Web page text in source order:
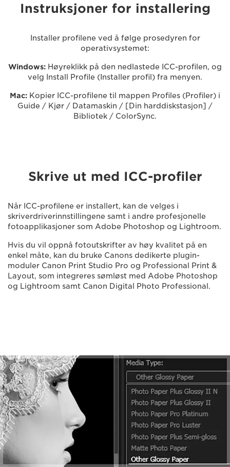
Instruksjoner for installering
Installer profilene ved å følge prosedyren for
operativsystemet:
Windows: Høyreklikk på den nedlastede ICC-profilen, og
velg Install Profile (Installer profil) fra menyen.
Mac: Kopier ICC-profilene til mappen Profiles (Profiler) i
Guide / Kjør / Datamaskin / [Din harddiskstasjon] /
Bibliotek / ColorSync.
Skrive ut med ICC-profiler
Når ICC-profilene er installert, kan de velges i
skriverdriverinnstillingene samt i andre profesjonelle
fotoapplikasjoner som Adobe Photoshop og Lightroom.
Hvis du vil oppnå fotoutskrifter av høy kvalitet på en
enkel måte, kan du bruke Canons dedikerte plugin-
moduler Canon Print Studio Pro og Professional Print &
Layout, som integreres sømløst med Adobe Photoshop
og Lightroom samt Canon Digital Photo Professional.